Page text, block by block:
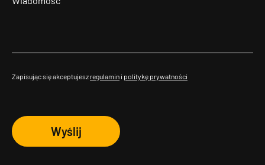
Zapisując się akceptujesz regulamin i politykę prywatności
Wyślij